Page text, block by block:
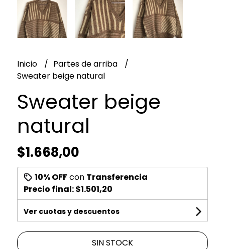
Inicio
Partes de arriba
Sweater beige natural
Sweater beige
natural
$1.668,00
10% OFFcon Transferencia
Precio final:$1.501,20
Ver cuotas y descuentos
SIN STOCK